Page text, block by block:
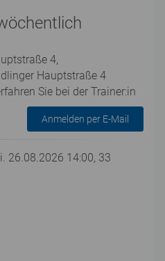
4,
Hauptstraße 4
Sie bei der Trainer:in
Anmelden per E-Mail
26.08.2026 14:00, 33